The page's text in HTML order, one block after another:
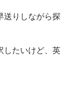
送りしながら探
したいけど、英